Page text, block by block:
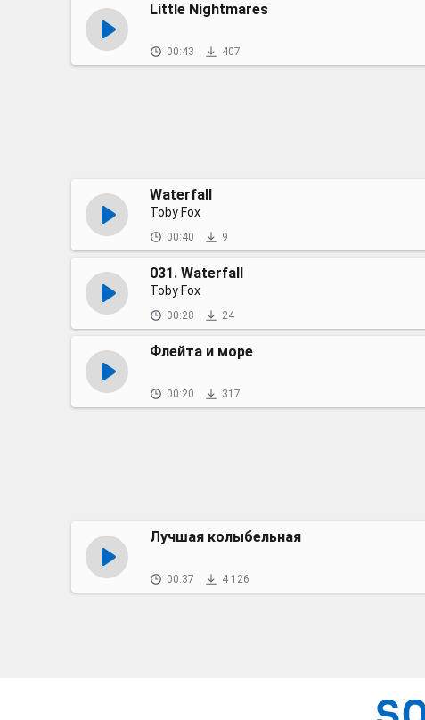
Little Nightmares
00:43 407
Waterfall
Toby Fox
00:40 9
031. Waterfall
Toby Fox
00:28 24
Флейта и море
00:20 317
Лучшая колыбельная
00:37 4 126